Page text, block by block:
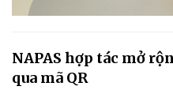
NAPAS hợp tác mở
qua mã QR